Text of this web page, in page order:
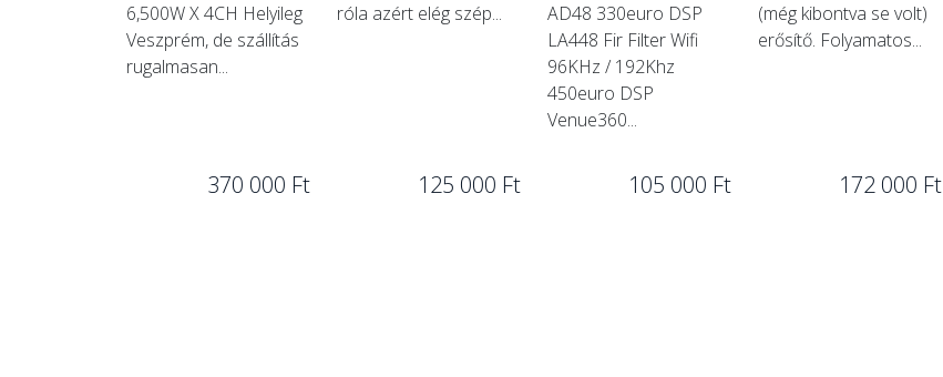
6,500W X 4CH Helyileg
Veszprém, de szállítás
rugalmasan...
370 000 Ft
róla azért elég szép...
125 000 Ft
AD48 330euro DSP
LA448 Fir Filter Wifi
96KHz / 192Khz
450euro DSP
Venue360...
105 000 Ft
(még kibontva se volt)
erősítő. Folyamatos...
172 000 Ft